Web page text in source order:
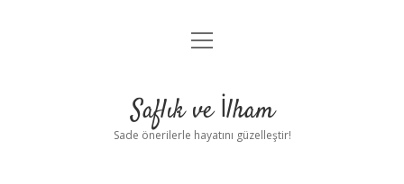
Anasayfa
Yasal Uyarı
menüyü
Saflık ve İlham
Sade önerilerle hayatını güzelleştir!